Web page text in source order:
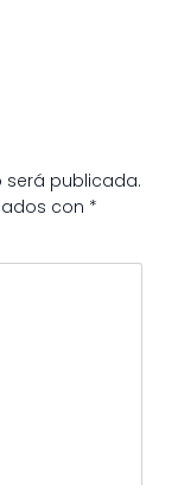
será publicada.
con *